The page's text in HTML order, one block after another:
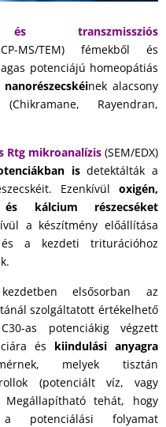
és transzmissziós
MS/TEM) fémekből és
potenciájú homeopátiás
nanorészecskéinek alacsony
Rayendran,
Rtg mikroanalízis (SEM/EDX)
isdetektálták a
Ezenkívül oxigén,
kálcium részecséket
a készítmény előállítása
a kezdeti triturációhoz
elsősorban az
szolgáltatott értékelhető
as potenciákig végzett
és kiindulási anyagra
melyek tisztán
(potenciált víz, vagy
tehát, hogy
potenciálási folyamat